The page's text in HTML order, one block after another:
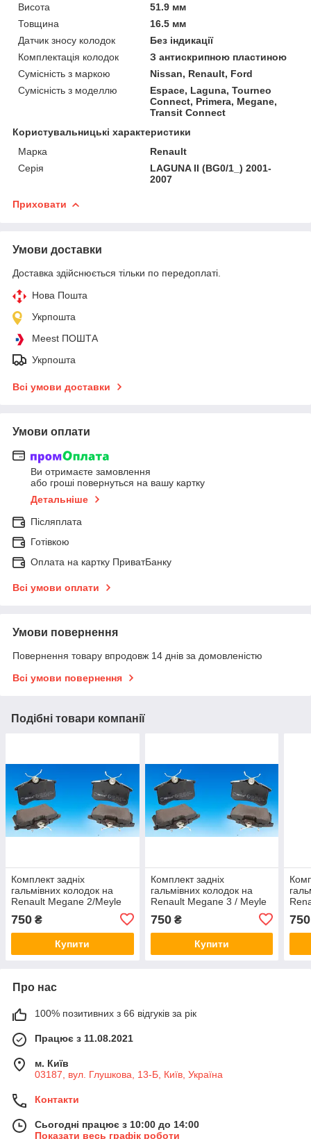
Висота
51.9 мм
Товщина
16.5 мм
Датчик зносу колодок
Без індикації
Комплектація колодок
З антискрипною пластиною
Сумісність з маркою
Nissan, Renault, Ford
Сумісність з моделлю
Espace, Laguna, Tourneo
Connect, Primera, Megane,
Transit Connect
Користувальницькі характеристики
Марка
Renault
Серія
LAGUNA II (BG0/1_) 2001-
2007
Приховати
Умови доставки
Доставка здійснюється тільки по передоплаті.
Нова Пошта
Укрпошта
Meest ПОШТА
Укрпошта
Всі умови доставки
Умови оплати
Ви отримаєте замовлення
або гроші повернуться на вашу картку
Детальніше
Післяплата
Готівкою
Оплата на картку ПриватБанку
Всі умови оплати
Умови повернення
Повернення товару впродовж 14 днів за домовленістю
Всі умови повернення
Подібні товари компанії
Комплект задніх
гальмівних колодок на
Renault Megane 2/Meyle
750 ₴
Купити
Комплект задніх
гальмівних колодок на
Renault Megane 3 / Meyle
750₴
Купити
750
Про нас
100% позитивних з 66 відгуків за рік
Працює з 11.08.2021
м. Київ
03187, вул. Глушкова, 13-Б, Київ, Україна
Контакти
Сьогодні працює з 10:00 до 14:00
Показати весь графік роботи